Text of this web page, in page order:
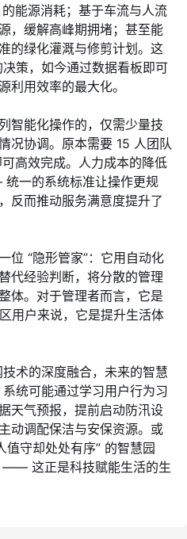
能源消耗；基于车流与人流
，缓解高峰期拥堵；甚至能
的绿化灌溉与修剪计划。这
策，如今通过数据看板即可
利用效率的最大化。
智能化操作的，仅需少量技
况协调。原本需要 15 人团队
高效完成。人力成本的降低
一的系统标准让操作更规
反而推动服务满意度提升了
位 “隐形管家”：它用自动化
代经验判断，将分散的管理
体。对于管理者而言，它是
用户来说，它是提升生活体
术的深度融合，未来的智慧
统可能通过学习用户行为习
天气预报，提前启动防汛设
动调配保洁与安保资源。或
值守却处处有序” 的智慧园
—— 这正是科技赋能生活的生